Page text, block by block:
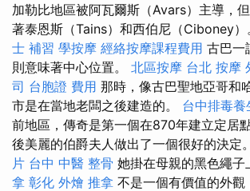
加勒比地區被阿瓦爾斯（Avars）主導，
著泰恩斯（Tains）和西伯尼（Ciboney）
士 補習 學按摩 經絡按摩課程費用 古巴一
則意味著中心位置。 北區按摩 台北 按摩
司 台胞證 費用 那時，像古巴聖地亞哥和
市是在當地老闆之後建造的。 台中排毒養
前地區，傳奇是第一個在870年建立定居
後美麗的伯爵夫人做出了一個很好的決定。
片 台中 中醫 整骨 她掛在母親的黑色繩子
拿 彰化 外燴 推拿 不是一個有價值的外觀